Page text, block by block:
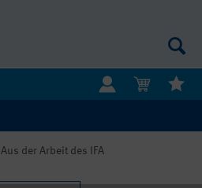
Aus der Arbeit des IFA